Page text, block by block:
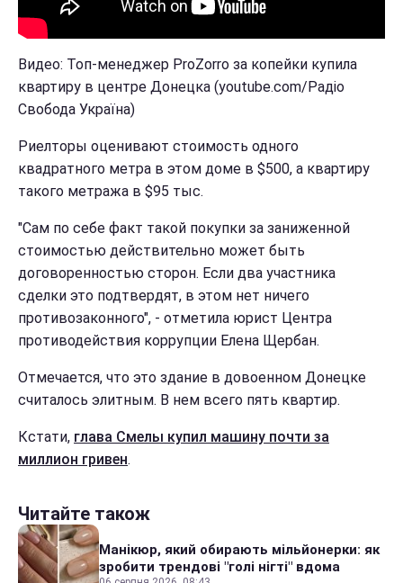
Видео: Топ-менеджер ProZorro за копейки купила
квартиру в центре Донецка (youtube.com/Радіо
Свобода Україна)
Риелторы оценивают стоимость одного
квадратного метра в этом доме в $500, а квартиру
такого метража в $95 тыс.
"Сам по себе факт такой покупки за заниженной
стоимостью действительно может быть
договоренностью сторон. Если два участника
сделки это подтвердят, в этом нет ничего
противозаконного", - отметила юрист Центра
противодействия коррупции Елена Щербан.
Отмечается, что это здание в довоенном Донецке
считалось элитным. В нем всего пять квартир.
Кстати, глава Смелы купил машину почти за
миллион гривен.
Читайте також
Манікюр, який обирають мільйонерки: як
зробити трендові "голі нігті" вдома